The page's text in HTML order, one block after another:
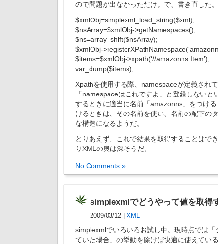
ので問題が出なかっただけ。で、書き直した。
$xmlObj=simplexml_load_string($xml);
$nsArray=$xmlObj->getNamespaces();
$ns=array_shift($nsArray);
$xmlObj-
$items=$xmlObj->xpath(‘//amazonns:Item’);
var_dump($items);
Xpathを使用する際、namespaceが定義され
「namespaceはこれですよ」と登録しないと
するときに適当に名前「amazonns」をつけ
けるときは、その名前を使い、名前の配下の
な構造になるようだ。
とりあえず、これで結果を取得することはで
りXMLの奥は深そうだ。
No Comments »
simplexmlでどうやって値を取得
2009/03/12 XML
simplexmlでいろいろお試し中。現時点では「
ていた場合」の挙動を除けば快適に使えてい